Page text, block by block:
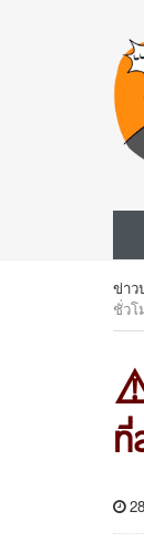
ข่าว
ชั่วโ
⚠️
ที่